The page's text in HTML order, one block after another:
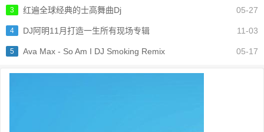
05-27
3 红遍全球经典的士高舞曲Dj
11-03
4 DJ阿明11月打造一生所有现场专辑
05-17
5 Ava Max - So Am I DJ Smoking Remix